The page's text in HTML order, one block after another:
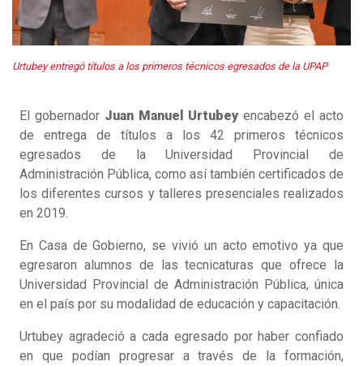
Urtubey entregó títulos a los primeros técnicos egresados de la UPAP
El gobernador Juan Manuel Urtubey encabezó el acto
de entrega de títulos a los 42 primeros técnicos
egresados de la Universidad Provincial de
Administración Pública, como así también certificados de
los diferentes cursos y talleres presenciales realizados
en 2019.
En Casa de Gobierno, se vivió un acto emotivo ya que
egresaron alumnos de las tecnicaturas que ofrece la
Universidad Provincial de Administración Pública, única
en el país por su modalidad de educación y capacitación.
Urtubey agradeció a cada egresado por haber confiado
en que podían progresar a través de la formación,